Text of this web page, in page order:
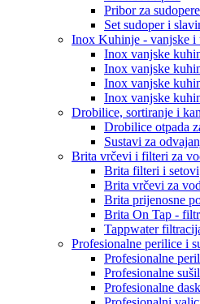
Pribor za sudopere
Set sudoper i
Inox Kuhinje - vanjske i
Inox vanjske
Inox vanjske
Inox vanjske
Inox vanjske
Drobilice, sortiranje i
Drobilice otpada
Sustavi za
Brita vrčevi i filteri za
Brita filteri i setovi
Brita vrčevi za
Brita prijenosne
Brita On Tap -
Tappwater
Profesionalne perilice i
Profesionalne
Profesionalne
Profesionalne